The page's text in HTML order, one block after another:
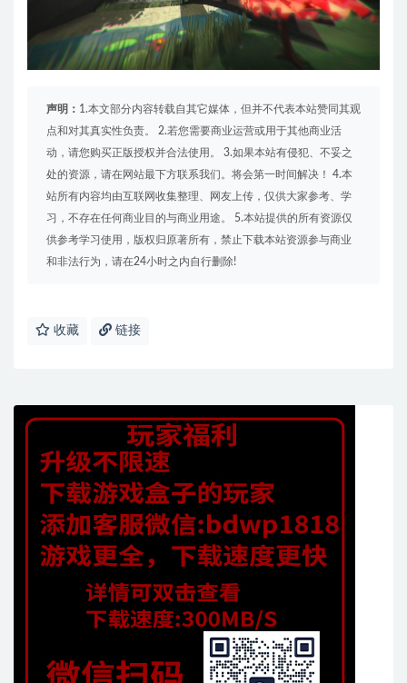
声明： 1.本文部分内容转载自其它媒体，但并不代表本站赞同其观
点和对其真实性负责。 2.若您需要商业运营或用于其他商业活
动，请您购买正版授权并合法使用。 3.如果本站有侵犯、不妥之
处的资源，请在网站最下方联系我们。将会第一时间解决！ 4.本
站所有内容均由互联网收集整理、网友上传，仅供大家参考、学
习，不存在任何商业目的与商业用途。 5.本站提供的所有资源仅
供参考学习使用，版权归原著所有，禁止下载本站资源参与商业
和非法行为，请在24小时之内自行删除!
收藏 链接